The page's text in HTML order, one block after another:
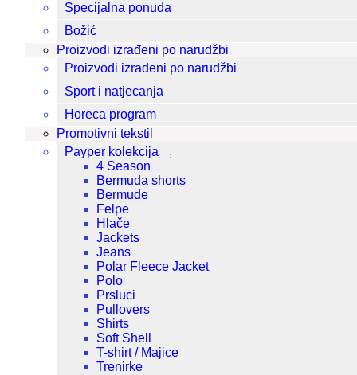
Specijalna ponuda
Božić
Proizvodi izrađeni po narudžbi
Proizvodi izrađeni po narudžbi
Sport i natjecanja
Horeca program
Promotivni tekstil
Payper kolekcija
4 Season
Bermuda shorts
Bermude
Felpe
Hlače
Jackets
Jeans
Polar Fleece Jacket
Polo
Prsluci
Pullovers
Shirts
Soft Shell
T-shirt / Majice
Trenirke